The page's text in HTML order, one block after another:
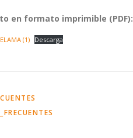
en formato imprimible (PDF):
(1) Descarga